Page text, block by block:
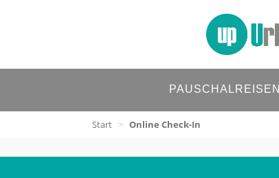
PAUSCHALREISEN
Start > Online Check-In